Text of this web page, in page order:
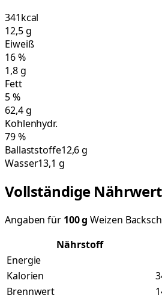
341kcal
12,5g
Eiweiß
16%
1,8g
Fett
5%
62,4g
Kohlenhydr.
79%
Ballaststoffe12,6 g
Wasser13,1 g
Vollständige
Angaben für 100g Weizen
Nährstoff
Energie
Kalorien
Brennwert